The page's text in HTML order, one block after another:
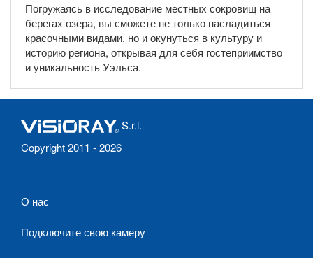
Погружаясь в исследование местных сокровищ на
берегах озера, вы сможете не только насладиться
красочными видами, но и окунуться в культуру и
историю региона, открывая для себя гостеприимство
и уникальность Уэльса.
S.r.l.
Copyright 2011 - 2026
О нас
Подключите свою камеру